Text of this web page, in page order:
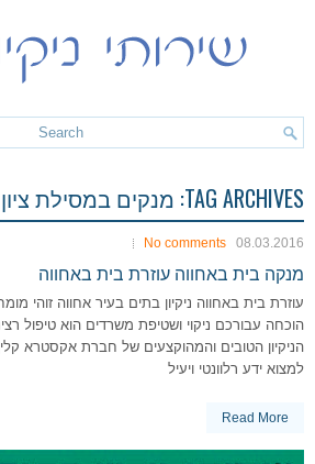
TAG ARCHIVES: מנקים במסילת ציון
08.03.2016
No comments
מנקה בית באחווה עוזרת בית באחווה
עוזרת בית באחווה ניקיון בתים בעיר אחווה זוהי
הוכחה עבורכם ניקוי ושטיפת משרדים הוא טיפול
הניקיון הטובים והמהוקצעים של חברת אקסטרא
למצוא ידע רלוונטי ויעיל
Read More